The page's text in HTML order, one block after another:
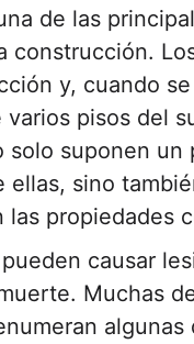
de las
construcción.
y, cuando
varios pisos del
solo suponen
ellas, sino
propiedades
causar
Muchas